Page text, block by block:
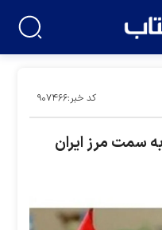
کد خبر:۹۰۷۴۶۶
سمت مرز ایران